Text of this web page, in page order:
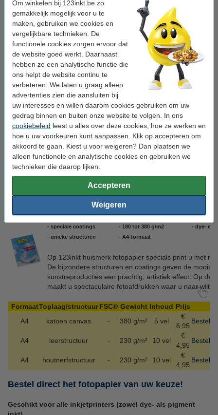
Om winkelen bij 123inkt.be zo
gemakkelijk mogelijk voor u te
maken, gebruiken we cookies en
vergelijkbare technieken. De
functionele cookies zorgen ervoor dat
de website goed werkt. Daarnaast
hebben ze een analytische functie die
ons helpt de website continu te
verbeteren. We laten u graag alleen
advertenties zien die aansluiten bij
uw interesses en willen daarom cookies gebruiken om uw
gedrag binnen en buiten onze website te volgen. In ons
cookiebeleid leest u alles over deze cookies, hoe ze werken en
hoe u uw voorkeuren kunt aanpassen. Klik op accepteren om
akkoord te gaan. Kiest u voor weigeren? Dan plaatsen we
alleen functionele en analytische cookies en gebruiken we
technieken die daarop lijken.
Accepteren
Weigeren
- zijdeglans of
hoogglans
- A4 / A3 / A3+
Het Ultra Glossy fotopapier is het beste fotopapier
van 123inkt huismerk. Deze hoogwaardige
papiersoort geeft het grootst mogelijke
kleurengamma weer en zorgt voor foto-realistische
afdrukken die scherper zijn dan een traditionele foto.
Foto's, posters of kunstafdrukken op Ultra Glossy
papier zijn uiterst lang houdbaar en vervagen niet.
De speciale coating is direct droog, veegvast en
watervast. Afdrukken van fotolaboratorium kwaliteit!
Formaat Toplaag FSC® Gewicht Inhoud
Prijs
A4
hoogglans - 200 g/m² 50 vellen€ 15,95 Bestel
A4
zijdeglans - 300 g/m² 20 vellen€ 10,95 Bestel
A4
hoogglans -
A3
hoogglans - 300 g/m² 20 vellen€ 29,50 Bestel
- 300 g/m²
32,50
Specials
- speciale coatings
- unieke structuren
- 180 tot 380 g/m2
- A4-formaat
- dye- en
Op 123inkt huismerk fotopapier specials print u met
De bijzondere structuren en coatings geven de
kunstreproducties een prachtig, artistiek effect. Op
maakt u spectaculaire fotoafdrukken waar u naar wilt
FormaatToplaag/structuurFSC® Gewicht Inhoud Prijs
A4
katoen canvas - 380 g/m² 5 vel
€
6,95
Bestel
A4 leerstructuur - 230 g/m² 10 vel
€
4,95
Bestel
A4 houtnerfstructuur - 230 g/m² 10 vel
€
4,95
Bestel
Bestel direct het fotopapier van uw keuze!
Geschikt voor alle inkjetprinters (zowel dye- als pigment